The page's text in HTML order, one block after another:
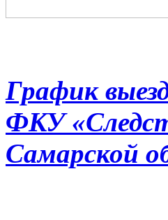
График
ФКУ
Самарской